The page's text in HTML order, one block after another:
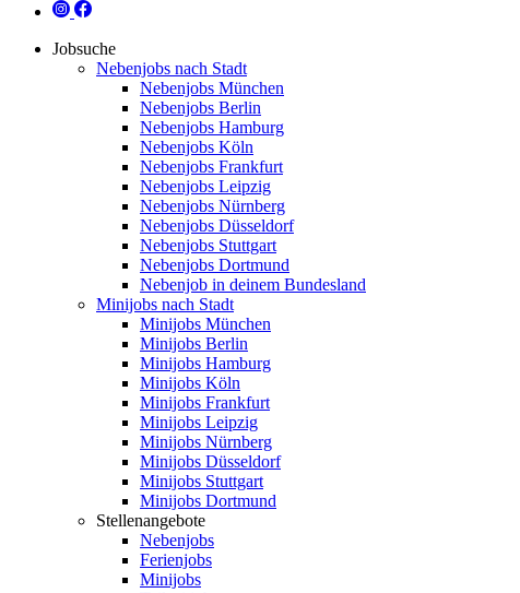
Jobsuche
Nebenjobs nach Stadt
Nebenjobs München
Nebenjobs Berlin
Nebenjobs Hamburg
Nebenjobs Köln
Nebenjobs Frankfurt
Nebenjobs Leipzig
Nebenjobs Nürnberg
Nebenjobs Düsseldorf
Nebenjobs Stuttgart
Nebenjobs Dortmund
Nebenjob in deinem Bundesland
Minijobs nach Stadt
Minijobs München
Minijobs Berlin
Minijobs Hamburg
Minijobs Köln
Minijobs Frankfurt
Minijobs Leipzig
Minijobs Nürnberg
Minijobs Düsseldorf
Minijobs Stuttgart
Minijobs Dortmund
Stellenangebote
Nebenjobs
Ferienjobs
Minijobs